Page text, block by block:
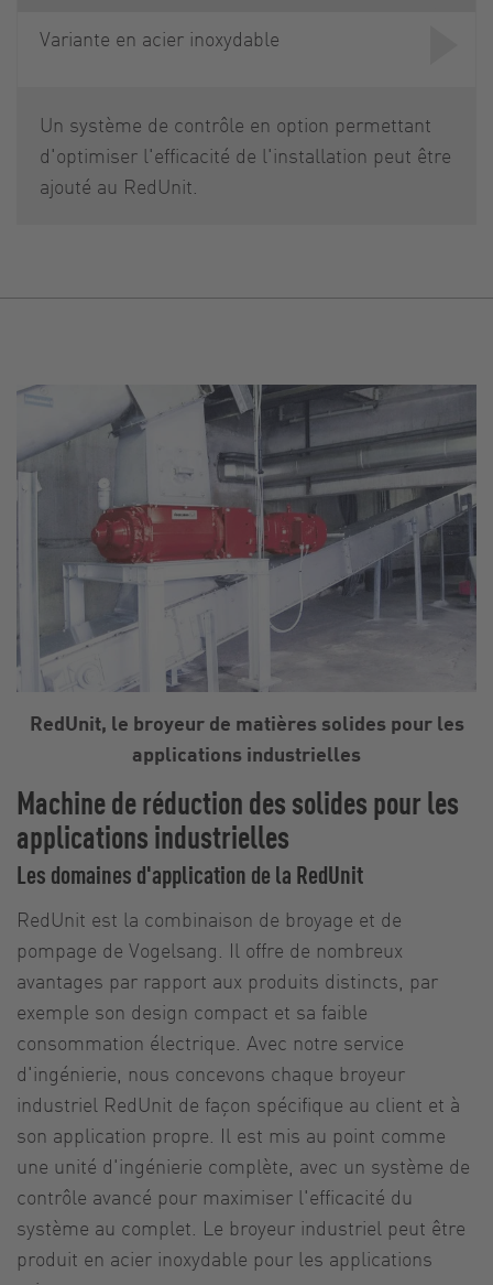
Variante en acier inoxydable
Un système de contrôle en option permettant
d'optimiser l'efficacité de l'installation peut être
ajouté au RedUnit.
Machine de réduction des solides pour les
applications industrielles
Les domaines d'application de la RedUnit
RedUnit est la combinaison de broyage et de
pompage de Vogelsang. Il offre de nombreux
avantages par rapport aux produits distincts, par
exemple son design compact et sa faible
consommation électrique. Avec notre service
d'ingénierie, nous concevons chaque broyeur
industriel RedUnit de façon spécifique au client et à
son application propre. Il est mis au point comme
une unité d'ingénierie complète, avec un système de
contrôle avancé pour maximiser l'efficacité du
système au complet. Le broyeur industriel peut être
produit en acier inoxydable pour les applications
RedUnit, le broyeur de matières solides pour les
applications industrielles